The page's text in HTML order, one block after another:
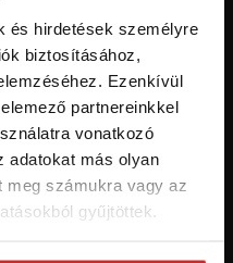
és hirdetések személyre
biztosításához,
Ezenkívül
partnereinkkel
vonatkozó
adatokat más olyan
meg számukra vagy az
gyűjtöttek.
Feliratkozás
feldolgozásához üzleti
felüli személyek számára